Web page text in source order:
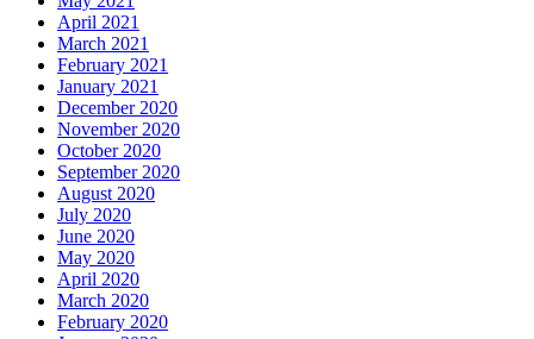
April 2021
March 2021
February 2021
January 2021
December 2020
November 2020
October 2020
September 2020
August 2020
July 2020
June 2020
May 2020
April 2020
March 2020
February 2020